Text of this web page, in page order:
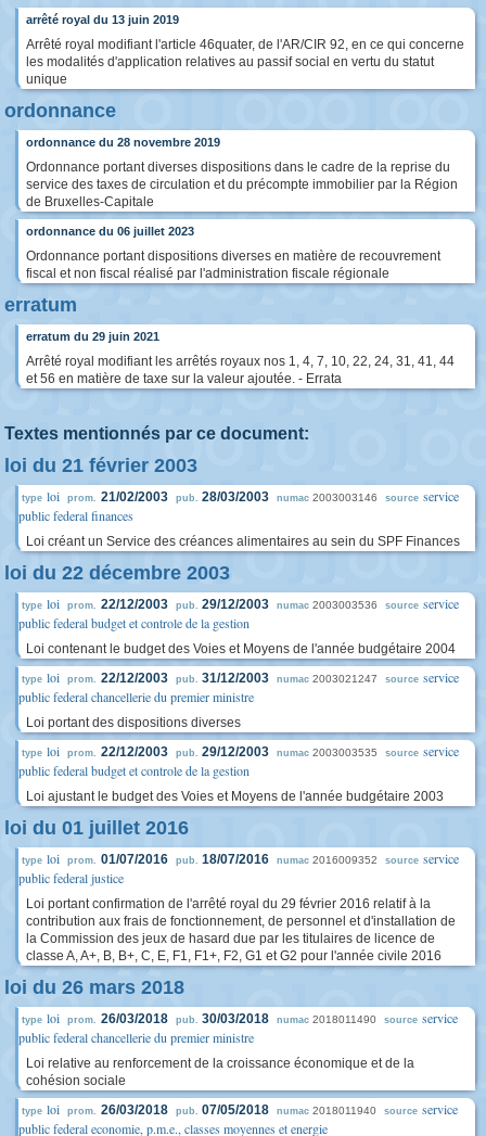
arrêté royal du 13 juin 2019
Arrêté royal modifiant l'article 46quater, de l'AR/CIR 92, en ce qui concerne
les modalités d'application relatives au passif social en vertu du statut
unique
ordonnance
ordonnance du 28 novembre 2019
Ordonnance portant diverses dispositions dans le cadre de la reprise du
service des taxes de circulation et du précompte immobilier par la Région
de Bruxelles-Capitale
ordonnance du 06 juillet 2023
Ordonnance portant dispositions diverses en matière de recouvrement
fiscal et non fiscal réalisé par l'administration fiscale régionale
erratum
erratum du 29 juin 2021
Arrêté royal modifiant les arrêtés royaux nos 1, 4, 7, 10, 22, 24, 31, 41, 44
et 56 en matière de taxe sur la valeur ajoutée. - Errata
Textes mentionnés par ce document:
loi du 21 février 2003
type loi prom. 21/02/2003 pub. 28/03/2003 numac 2003003146 source service
public federal finances
Loi créant un Service des créances alimentaires au sein du SPF Finances
loi du 22 décembre 2003
type loi prom. 22/12/2003 pub. 29/12/2003 numac 2003003536 source service
public federal budget et controle de la gestion
Loi contenant le budget des Voies et Moyens de l'année budgétaire 2004
type loi prom. 22/12/2003 pub. 31/12/2003 numac 2003021247 source service
public federal chancellerie du premier ministre
Loi portant des dispositions diverses
type loi prom. 22/12/2003 pub. 29/12/2003 numac 2003003535 source service
public federal budget et controle de la gestion
Loi ajustant le budget des Voies et Moyens de l'année budgétaire 2003
loi du 01 juillet 2016
type loi prom. 01/07/2016 pub. 18/07/2016 numac 2016009352 source service
public federal justice
Loi portant confirmation de l'arrêté royal du 29 février 2016 relatif à la
contribution aux frais de fonctionnement, de personnel et d'installation de
la Commission des jeux de hasard due par les titulaires de licence de
classe A, A+, B, B+, C, E, F1, F1+, F2, G1 et G2 pour l'année civile 2016
loi du 26 mars 2018
type loi prom. 26/03/2018 pub. 30/03/2018 numac 2018011490 source service
public federal chancellerie du premier ministre
Loi relative au renforcement de la croissance économique et de la
cohésion sociale
type loi prom. 26/03/2018 pub. 07/05/2018 numac 2018011940 source service
public federal economie, p.m.e., classes moyennes et energie